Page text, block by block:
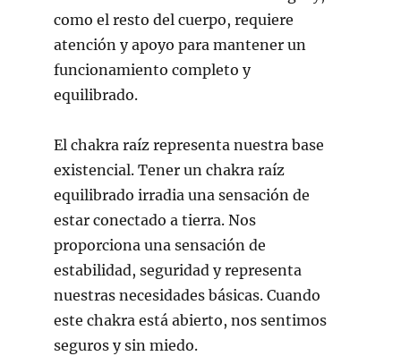
como el resto del cuerpo, requiere
atención y apoyo para mantener un
funcionamiento completo y
equilibrado.
El chakra raíz representa nuestra base
existencial. Tener un chakra raíz
equilibrado irradia una sensación de
estar conectado a tierra. Nos
proporciona una sensación de
estabilidad, seguridad y representa
nuestras necesidades básicas. Cuando
este chakra está abierto, nos sentimos
seguros y sin miedo.